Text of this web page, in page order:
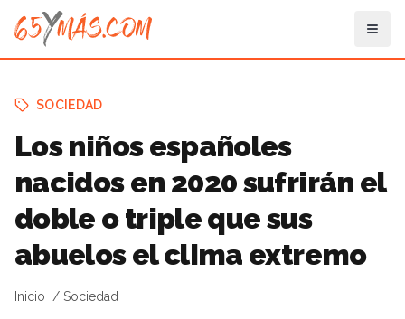
SOCIEDAD
Los niños españoles
nacidos en 2020 sufrirán el
doble o triple que sus
abuelos el clima extremo
Inicio Sociedad